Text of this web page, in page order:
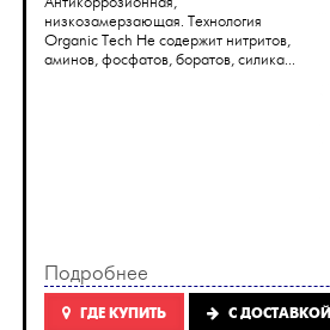
низкозамерзающая. Технология
Organic Tech Не содержит нитритов,
аминов, фосфатов, боратов, силика...
Подробнее
ГДЕ КУПИТЬ C ДОСТАВКОЙ